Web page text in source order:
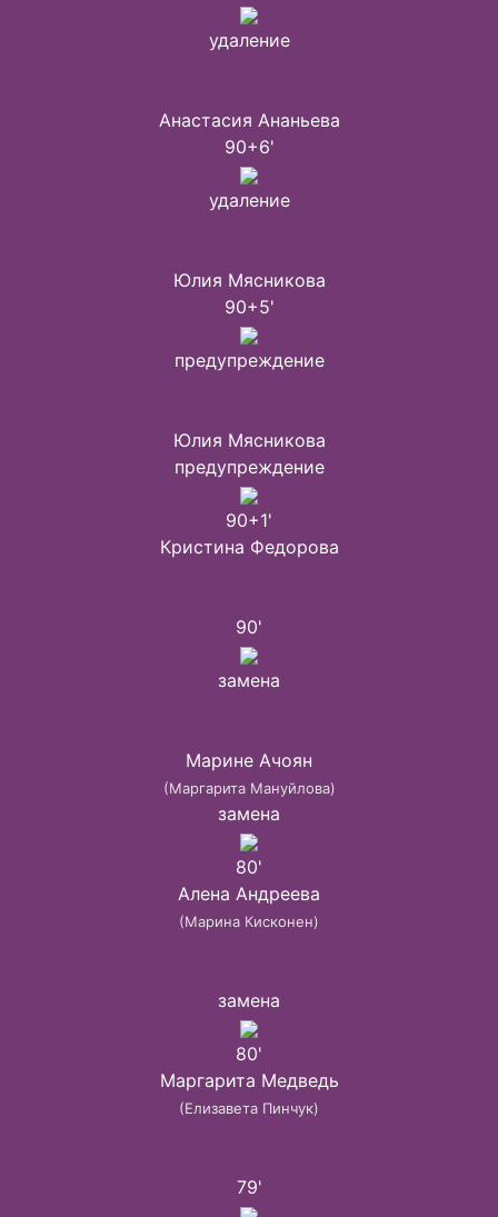
удаление
Анастасия Ананьева
90+6'
удаление
Юлия Мясникова
90+5'
предупреждение
Юлия Мясникова
предупреждение
90+1'
Кристина Федорова
90'
замена
Марине Ачоян
(Маргарита Мануйлова)
замена
80'
Алена Андреева
(Марина Кисконен)
замена
80'
Маргарита Медведь
(Елизавета Пинчук)
79'